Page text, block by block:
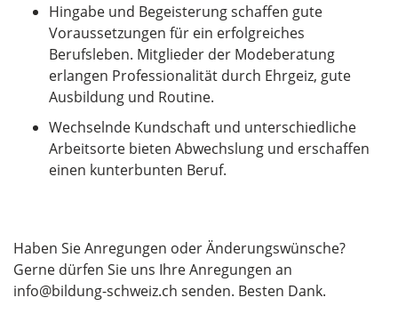
Hingabe und Begeisterung schaffen gute
Voraussetzungen für ein erfolgreiches
Berufsleben. Mitglieder der Modeberatung
erlangen Professionalität durch Ehrgeiz, gute
Ausbildung und Routine.
Wechselnde Kundschaft und unterschiedliche
Arbeitsorte bieten Abwechslung und erschaffen
einen kunterbunten Beruf.
Haben Sie Anregungen oder Änderungswünsche?
Gerne dürfen Sie uns Ihre Anregungen an
info@bildung-schweiz.ch senden. Besten Dank.